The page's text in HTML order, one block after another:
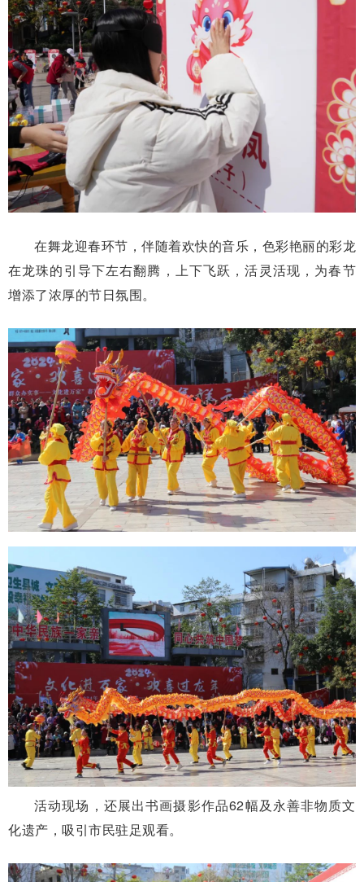
在舞龙迎春环节，伴随着欢快的音乐，色彩艳丽的彩龙
在龙珠的引导下左右翻腾，上下飞跃，活灵活现，为春节
增添了浓厚的节日氛围。
活动现场，还展出书画摄影作品62幅及永善非物质文
化遗产，吸引市民驻足观看。